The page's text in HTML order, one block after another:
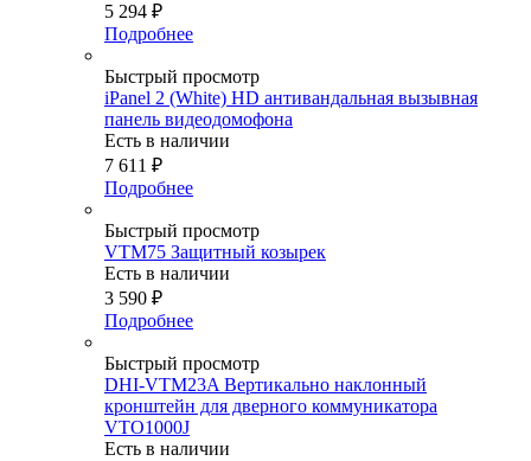
5 294 ₽
Подробнее
Быстрый просмотр
iPanel 2 (White) HD антивандальная вызывная
панель видеодомофона
Есть в наличии
7 611 ₽
Подробнее
Быстрый просмотр
VTM75 Защитный козырек
Есть в наличии
3 590 ₽
Подробнее
Быстрый просмотр
DHI-VTM23A Вертикально наклонный
кронштейн для дверного коммуникатора
VTO1000J
Есть в наличии